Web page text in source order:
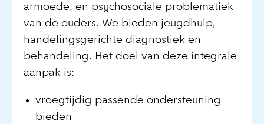
armoede, en psychosociale problematiek
van de ouders. We bieden jeugdhulp,
handelingsgerichte diagnostiek en
behandeling. Het doel van deze integrale
aanpak is:
vroegtijdig passende ondersteuning
bieden